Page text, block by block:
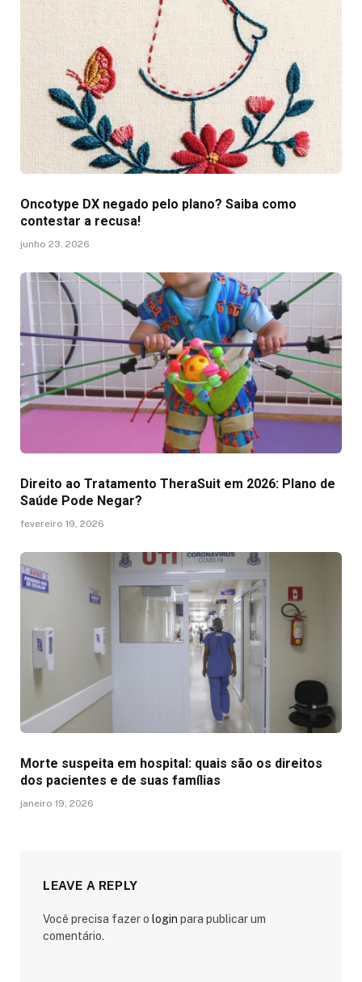
Oncotype DX negado pelo plano? Saiba como
contestar a recusa!
junho 23, 2026
Direito ao Tratamento TheraSuit em 2026: Plano de
Saúde Pode Negar?
fevereiro 19, 2026
Morte suspeita em hospital: quais são os direitos
dos pacientes e de suas famílias
janeiro 19, 2026
LEAVE A REPLY
Você precisa fazer o login para publicar um
comentário.